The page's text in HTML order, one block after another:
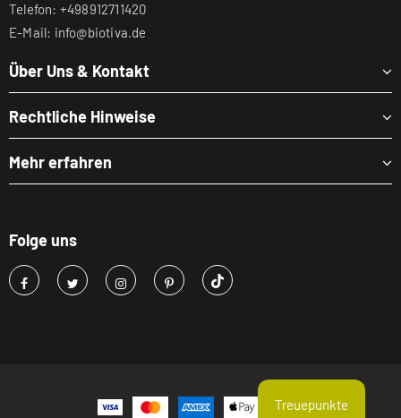
Telefon: +498912711420
E-Mail: info@biotiva.de
Über Uns & Kontakt
Rechtliche Hinweise
Mehr erfahren
Folge uns
Treuepunkte